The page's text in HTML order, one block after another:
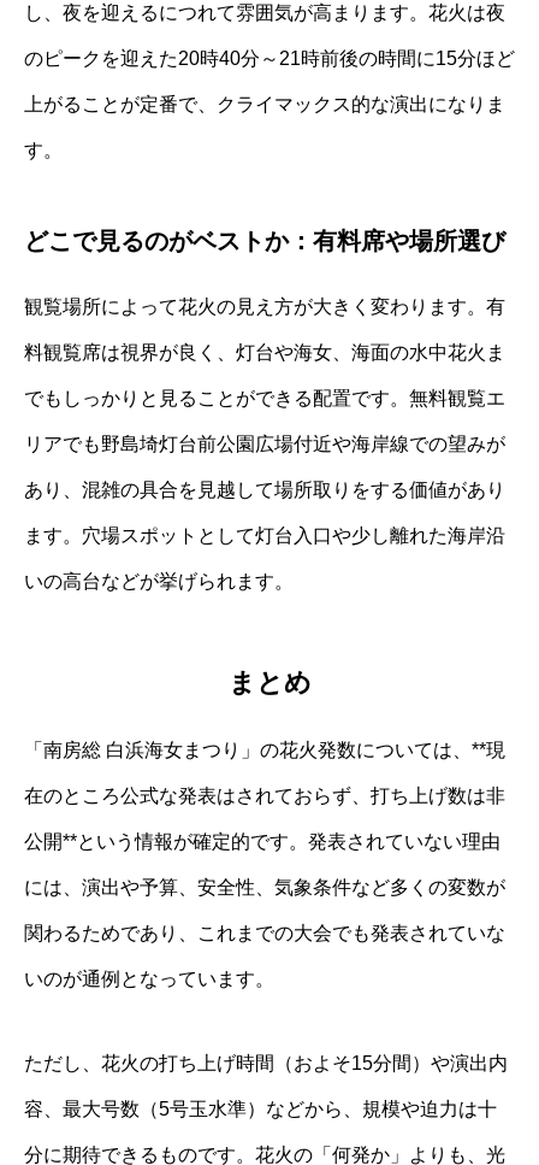
し、夜を迎えるにつれて雰囲気が高まります。花火は夜
のピークを迎えた20時40分～21時前後の時間に15分ほど
上がることが定番で、クライマックス的な演出になりま
す。
どこで見るのがベストか：有料席や場所選び
観覧場所によって花火の見え方が大きく変わります。有
料観覧席は視界が良く、灯台や海女、海面の水中花火ま
でもしっかりと見ることができる配置です。無料観覧エ
リアでも野島埼灯台前公園広場付近や海岸線での望みが
あり、混雑の具合を見越して場所取りをする価値があり
ます。穴場スポットとして灯台入口や少し離れた海岸沿
いの高台などが挙げられます。
まとめ
「南房総 白浜海女まつり」の花火発数については、**現
在のところ公式な発表はされておらず、打ち上げ数は非
公開**という情報が確定的です。発表されていない理由
には、演出や予算、安全性、気象条件など多くの変数が
関わるためであり、これまでの大会でも発表されていな
いのが通例となっています。
ただし、花火の打ち上げ時間（およそ15分間）や演出内
容、最大号数（5号玉水準）などから、規模や迫力は十
分に期待できるものです。花火の「何発か」よりも、光